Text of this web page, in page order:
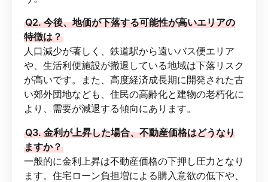
Q2. 今後、地価が下落する可能性が高いエリアの
特徴は？
人口減少が著しく、鉄道駅から遠いバス便エリア
や、生活利便施設が撤退している地域は下落リスク
が高いです。また、高度経済成長期に開発された古
い郊外団地なども、住民の高齢化と建物の老朽化に
より、需要が減退する傾向にあります。
Q3. 金利が上昇した場合、不動産価格はどうなり
ますか？
一般的に金利上昇は不動産価格の下押し圧力となり
ます。住宅ローン負担増による購入意欲の低下や、